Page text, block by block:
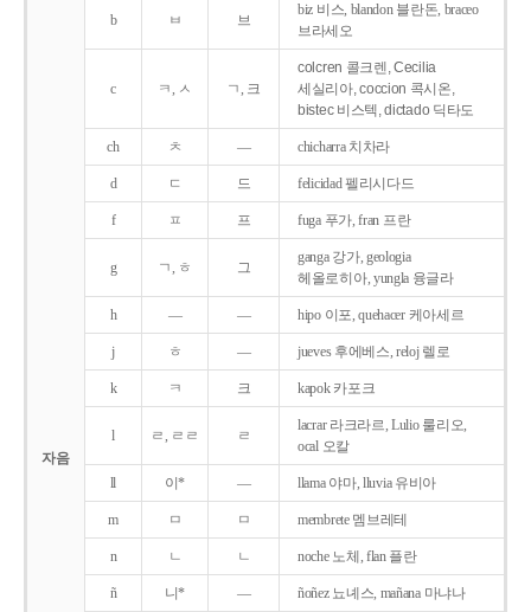
자음
b ㅂ 브
biz 비스, blandon 블란돈, braceo
브라세오
c ㅋ, ㅅ ㄱ, 크
colcren 콜크렌, Cecilia
세실리아, coccion 콕시온,
bistec 비스텍, dictado 딕타도
ch ㅊ ― chicharra 치차라
d ㄷ 드 felicidad 펠리시다드
f ㅍ 프 fuga 푸가, fran 프란
g ㄱ, ㅎ 그
ganga 강가, geologia
헤올로히아, yungla 융글라
h ― ― hipo 이포, quehacer 케아세르
j ㅎ ― jueves 후에베스, reloj 렐로
k ㅋ 크 kapok 카포크
l ㄹ, ㄹㄹ ㄹ
lacrar 라크라르, Lulio 룰리오,
ocal 오칼
ll 이* ― llama 야마, lluvia 유비아
m ㅁ ㅁ membrete 멤브레테
n ㄴ ㄴ noche 노체, flan 플란
ñ 니* ― ñoñez 뇨녜스, mañana 마냐나